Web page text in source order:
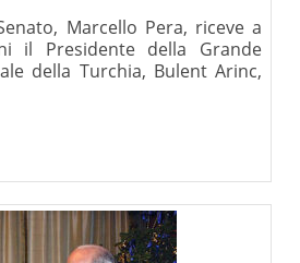
Marcello Pera, riceve a
il Presidente della Grande
della Turchia, Bulent Arinc,